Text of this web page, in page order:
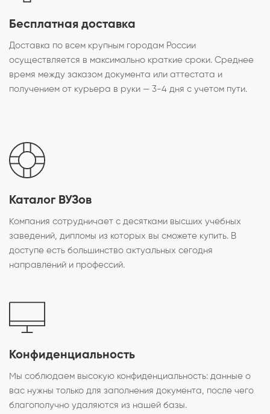
Бесплатная доставка
Доставка по всем крупным городам России
осуществляется в максимально краткие сроки. Среднее
время между заказом документа или аттестата и
получением от курьера в руки — 3-4 дня с учетом пути.
Каталог ВУЗов
Компания сотрудничает с десятками высших учебных
заведений, дипломы из которых вы сможете купить. В
доступе есть большинство актуальных сегодня
направлений и профессий.
Конфиденциальность
Мы соблюдаем высокую конфиденциальность: данные о
вас нужны только для заполнения документа, после чего
благополучно удаляются из нашей базы.